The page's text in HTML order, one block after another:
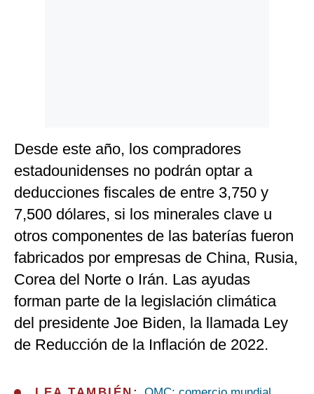
Desde este año, los compradores
estadounidenses no podrán optar a
deducciones fiscales de entre 3,750 y
7,500 dólares, si los minerales clave u
otros componentes de las baterías fueron
fabricados por empresas de China, Rusia,
Corea del Norte o Irán. Las ayudas
forman parte de la legislación climática
del presidente Joe Biden, la llamada Ley
de Reducción de la Inflación de 2022.